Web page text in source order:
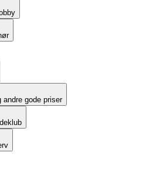
andre gode priser